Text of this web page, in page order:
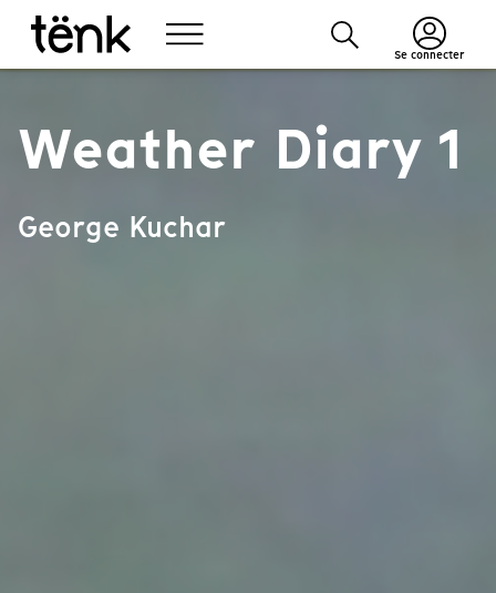
Se connecter
Weather Diary 1
George Kuchar